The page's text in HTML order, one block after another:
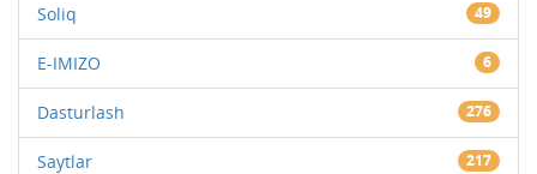
Soliq 49
E-IMIZO 6
Dasturlash 276
Saytlar 217